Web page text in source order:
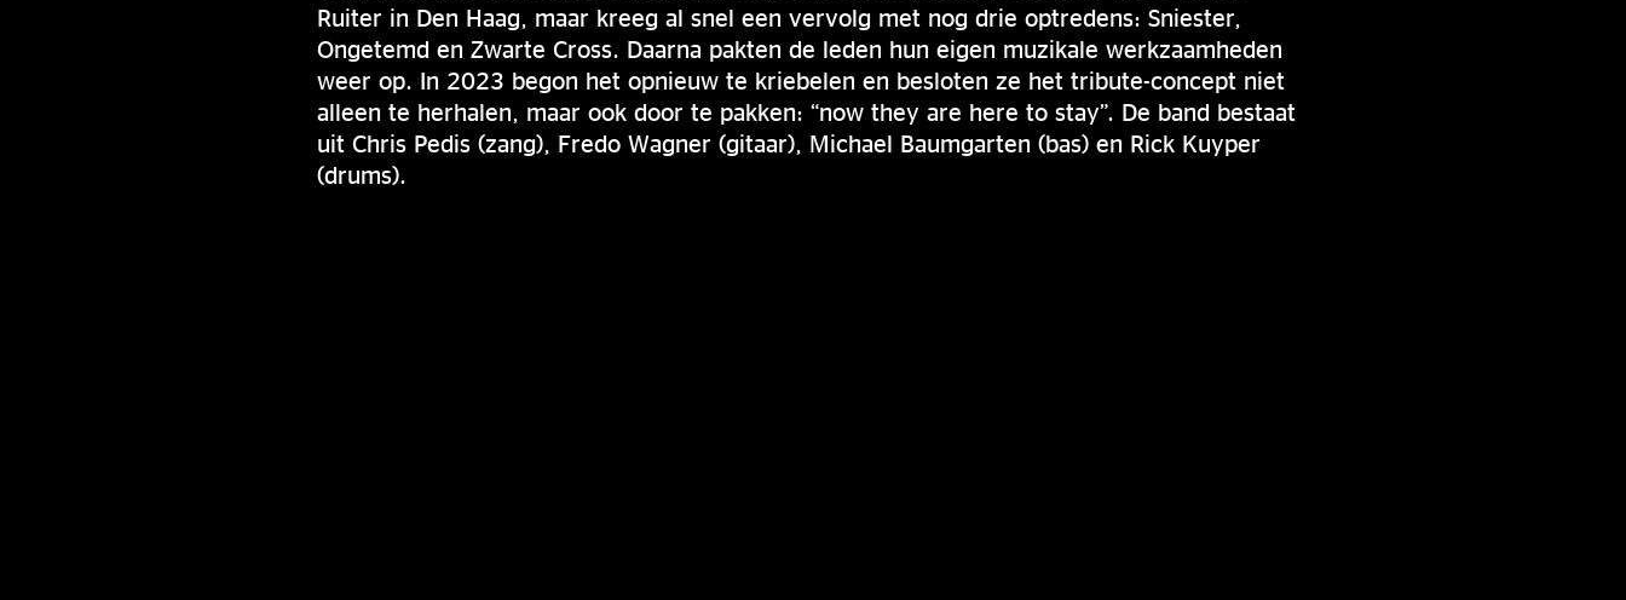
Ruiter in Den Haag, maar kreeg al snel een vervolg met nog drie optredens: Sniester,
Ongetemd en Zwarte Cross. Daarna pakten de leden hun eigen muzikale werkzaamheden
weer op. In 2023 begon het opnieuw te kriebelen en besloten ze het tribute-concept niet
alleen te herhalen, maar ook door te pakken: “now they are here to stay”. De band bestaat
uit Chris Pedis (zang), Fredo Wagner (gitaar), Michael Baumgarten (bas) en Rick Kuyper
(drums).